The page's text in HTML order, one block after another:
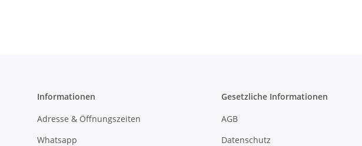
Informationen
Adresse & Öffnungszeiten
Whatsapp
Gesetzliche Informationen
AGB
Datenschutz